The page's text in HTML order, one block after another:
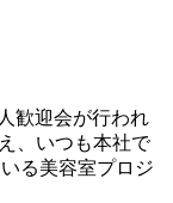
歓迎会が行われ
、いつも本社で
る美容室プロジ